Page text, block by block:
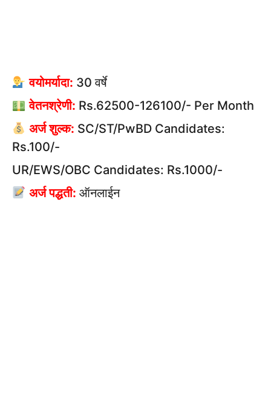
वयोमर्यादा: 30 वर्षे
वेतनश्रेणी: Rs.62500-126100/- Per Month
अर्ज शुल्क: SC/ST/PwBD Candidates:
Rs.100/-
UR/EWS/OBC Candidates: Rs.1000/-
अर्ज पद्धती: ऑनलाईन